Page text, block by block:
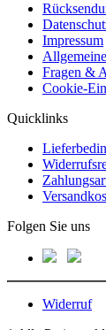
Impressum
Fragen &
Cookie-
Quicklinks
Folgen Sie uns
Widerruf